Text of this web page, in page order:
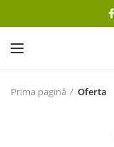
Prima pagină Oferta